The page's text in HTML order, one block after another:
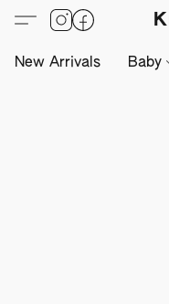
New Arrivals Baby